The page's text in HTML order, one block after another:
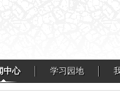
中心 学习园地